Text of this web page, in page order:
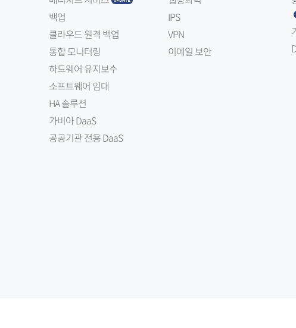
백업
클라우드 원격 백업
통합 모니터링
하드웨어 유지보수
소프트웨어 임대
HA 솔루션
가비아 DaaS
공공기관 전용 DaaS
IPS
VPN
이메일 보안